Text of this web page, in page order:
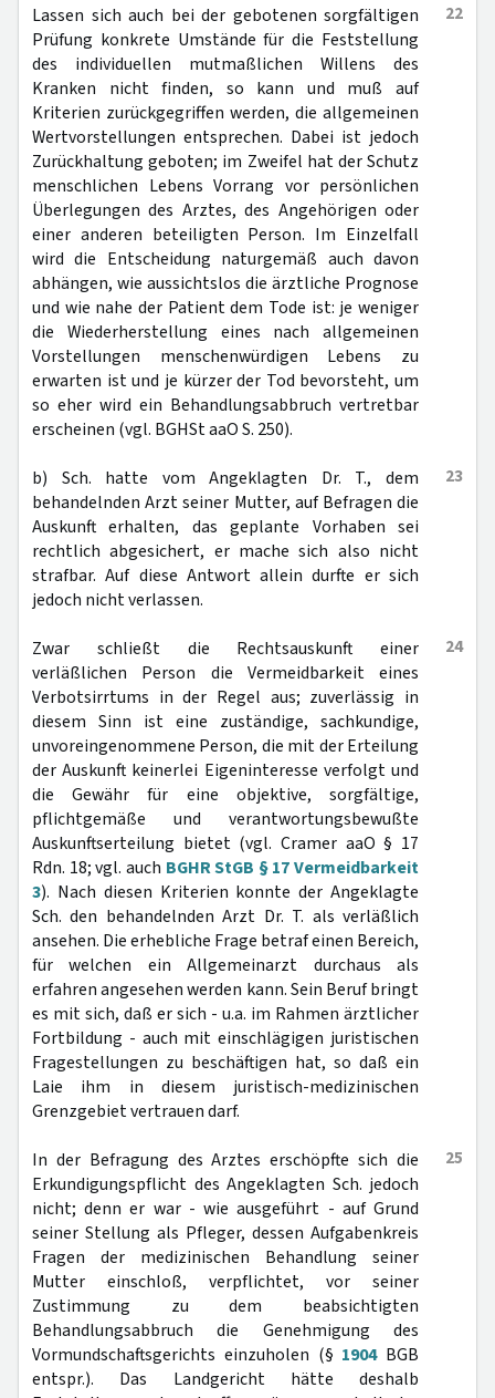
22
Lassen sich auch bei der gebotenen sorgfältigen
Prüfung konkrete Umstände für die Feststellung
des individuellen mutmaßlichen Willens des
Kranken nicht finden, so kann und muß auf
Kriterien zurückgegriffen werden, die allgemeinen
Wertvorstellungen entsprechen. Dabei ist jedoch
Zurückhaltung geboten; im Zweifel hat der Schutz
menschlichen Lebens Vorrang vor persönlichen
Überlegungen des Arztes, des Angehörigen oder
einer anderen beteiligten Person. Im Einzelfall
wird die Entscheidung naturgemäß auch davon
abhängen, wie aussichtslos die ärztliche Prognose
und wie nahe der Patient dem Tode ist: je weniger
die Wiederherstellung eines nach allgemeinen
Vorstellungen menschenwürdigen Lebens zu
erwarten ist und je kürzer der Tod bevorsteht, um
so eher wird ein Behandlungsabbruch vertretbar
erscheinen (vgl. BGHSt aaO S. 250).
23
b) Sch. hatte vom Angeklagten Dr. T., dem
behandelnden Arzt seiner Mutter, auf Befragen die
Auskunft erhalten, das geplante Vorhaben sei
rechtlich abgesichert, er mache sich also nicht
strafbar. Auf diese Antwort allein durfte er sich
jedoch nicht verlassen.
24
Zwar schließt die Rechtsauskunft einer
verläßlichen Person die Vermeidbarkeit eines
Verbotsirrtums in der Regel aus; zuverlässig in
diesem Sinn ist eine zuständige, sachkundige,
unvoreingenommene Person, die mit der Erteilung
der Auskunft keinerlei Eigeninteresse verfolgt und
die Gewähr für eine objektive, sorgfältige,
pflichtgemäße und verantwortungsbewußte
Auskunftserteilung bietet (vgl. Cramer aaO § 17
Rdn. 18; vgl. auch BGHR StGB § 17 Vermeidbarkeit
3). Nach diesen Kriterien konnte der Angeklagte
Sch. den behandelnden Arzt Dr. T. als verläßlich
ansehen. Die erhebliche Frage betraf einen Bereich,
für welchen ein Allgemeinarzt durchaus als
erfahren angesehen werden kann. Sein Beruf bringt
es mit sich, daß er sich - u.a. im Rahmen ärztlicher
Fortbildung - auch mit einschlägigen juristischen
Fragestellungen zu beschäftigen hat, so daß ein
Laie ihm in diesem juristisch-medizinischen
Grenzgebiet vertrauen darf.
25
In der Befragung des Arztes erschöpfte sich die
Erkundigungspflicht des Angeklagten Sch. jedoch
nicht; denn er war - wie ausgeführt - auf Grund
seiner Stellung als Pfleger, dessen Aufgabenkreis
Fragen der medizinischen Behandlung seiner
Mutter einschloß, verpflichtet, vor seiner
Zustimmung zu dem beabsichtigten
Behandlungsabbruch die Genehmigung des
Vormundschaftsgerichts einzuholen (§ 1904BGB
entspr.). Das Landgericht hätte deshalb